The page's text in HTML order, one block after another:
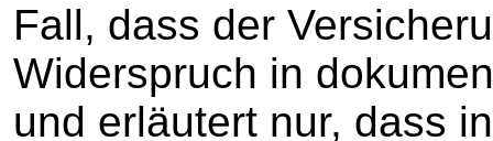
Fall, dass der
Widerspruch in
und erläutert nur, dass